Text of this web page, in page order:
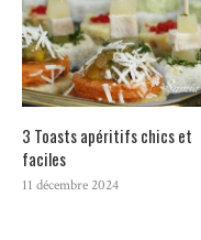
3 Toasts apéritifs chics et
faciles
11 décembre 2024